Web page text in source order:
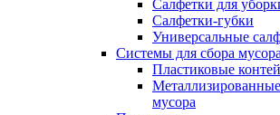
Салфетки для
Салфетки-губки
Универсальные
Системы для сбора мусора
Пластиковые
мусора